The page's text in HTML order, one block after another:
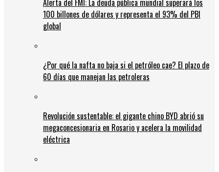
Alerta del FMI: La deuda pública mundial superará los
100 billones de dólares y representa el 93% del PBI
global
¿Por qué la nafta no baja si el petróleo cae? El plazo de
60 días que manejan las petroleras
Revolución sustentable: el gigante chino BYD abrió su
megaconcesionaria en Rosario y acelera la movilidad
eléctrica